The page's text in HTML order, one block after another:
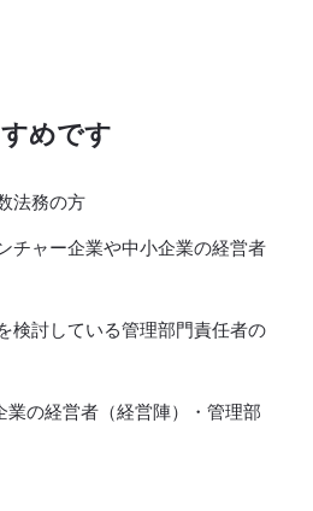
めです
法務の方
チャー企業や中小企業の経営者
検討している管理部門責任者の
業の経営者（経営陣）・管理部